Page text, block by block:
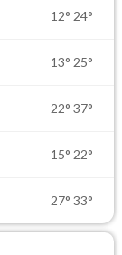
12° 24°
13° 25°
22° 37°
15° 22°
27° 33°